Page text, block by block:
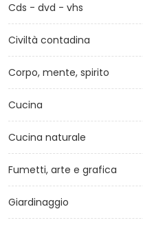
Cds - dvd - vhs
Civiltà contadina
Corpo, mente, spirito
Cucina
Cucina naturale
Fumetti, arte e grafica
Giardinaggio